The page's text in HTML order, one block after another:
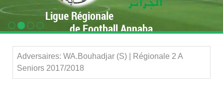
Ligue Régionale
de Football Annaba
Adversaires: WA.Bouhadjar (S) | Régionale 2 A
Seniors 2017/2018